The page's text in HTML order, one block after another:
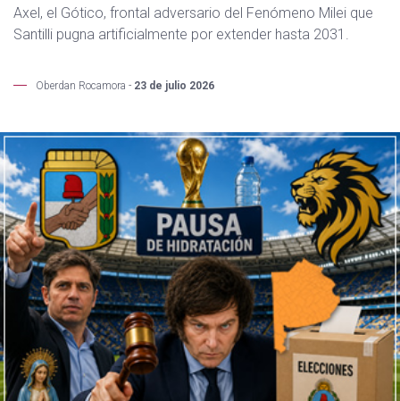
Axel, el Gótico, frontal adversario del Fenómeno Milei que
Santilli pugna artificialmente por extender hasta 2031.
Oberdan Rocamora - 23 de julio 2026